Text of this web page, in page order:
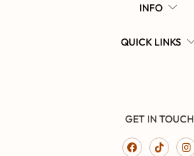
INFO
QUICK LINKS
GET IN TOUCH